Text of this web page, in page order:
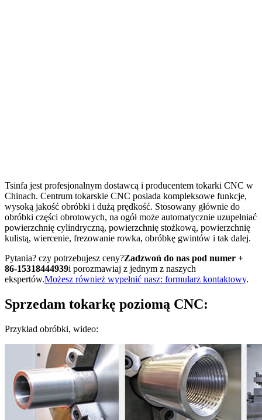
Tsinfa jest profesjonalnym dostawcą i producentem tokarki CNC w
Chinach. Centrum tokarskie CNC posiada kompleksowe funkcje,
wysoką jakość obróbki i dużą prędkość. Stosowany głównie do
obróbki części obrotowych, na ogół może automatycznie uzupełniać
powierzchnię cylindryczną, powierzchnię stożkową, powierzchnię
kulistą, wiercenie, frezowanie rowka, obróbkę gwintów i tak dalej.
Pytania? czy potrzebujesz ceny?Zadzwoń do nas pod numer +
86-15318444939i porozmawiaj z jednym z naszych
ekspertów.Możesz również wypełnić nasz: formularz kontaktowy.
Sprzedam tokarkę poziomą CNC:
Przykład obróbki, wideo: